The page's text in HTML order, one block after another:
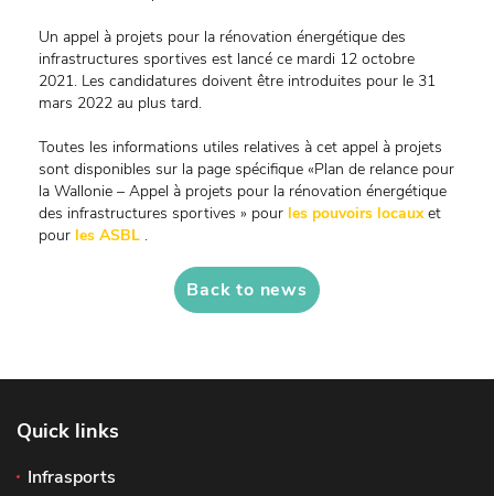
Un appel à projets pour la rénovation énergétique des
infrastructures sportives est lancé ce mardi 12 octobre
2021. Les candidatures doivent être introduites pour le 31
mars 2022 au plus tard.
Toutes les informations utiles relatives à cet appel à projets
sont disponibles sur la page spécifique «Plan de relance pour
la Wallonie – Appel à projets pour la rénovation énergétique
des infrastructures sportives » pour les pouvoirs locauxet
pour les ASBL .
Back to news
Quick links
Infrasports